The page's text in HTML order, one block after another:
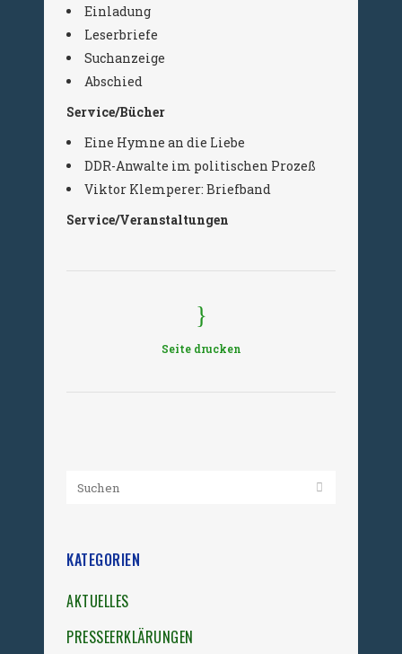
Einladung
Leserbriefe
Suchanzeige
Abschied
Service/Bücher
Eine Hymne an die Liebe
DDR-Anwalte im politischen Prozeß
Viktor Klemperer: Briefband
Service/Veranstaltungen
Seite drucken
KATEGORIEN
AKTUELLES
PRESSEERKLÄRUNGEN